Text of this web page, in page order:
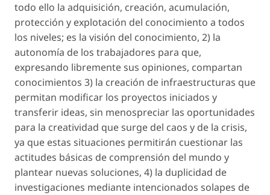
todo ello la adquisición, creación, acumulación,
protección y explotación del conocimiento a todos
los niveles; es la visión del conocimiento, 2) la
autonomía de los trabajadores para que,
expresando libremente sus opiniones, compartan
conocimientos 3) la creación de infraestructuras que
permitan modificar los proyectos iniciados y
transferir ideas, sin menospreciar las oportunidades
para la creatividad que surge del caos y de la crisis,
ya que estas situaciones permitirán cuestionar las
actitudes básicas de comprensión del mundo y
plantear nuevas soluciones, 4) la duplicidad de
investigaciones mediante intencionados solapes de